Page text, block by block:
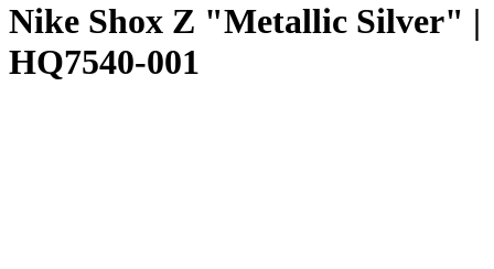
Nike Shox Z "Metallic Silver" |
HQ7540-001